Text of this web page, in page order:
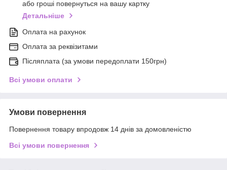
або гроші повернуться на вашу картку
Детальніше
Оплата на рахунок
Оплата за реквізитами
Післяплата (за умови передоплати 150грн)
Всі умови оплати
Умови повернення
Повернення товару впродовж 14 днів за домовленістю
Всі умови повернення